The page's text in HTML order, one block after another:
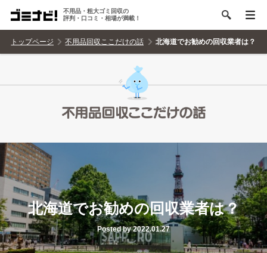
不用品・粗大ゴミ回収の
評判・口コミ・相場が満載！
トップページ 不用品回収ここだけの話 北海道でお勧めの回収業者は？
北海道でお勧めの回収業者は？
Posted by 2022.01.27